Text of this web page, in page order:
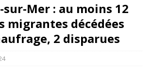
Mer : au moins 12
migrantes décédées
2 disparues